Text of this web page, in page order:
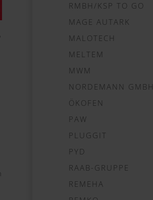
RMBH/KSP TO GO
MAGE AUTARK
MALOTECH
MELTEM
MWM
NORDEMANN GMBH
ÖKOFEN
PAW
PLUGGIT
PYD
RAAB-GRUPPE
REMEHA